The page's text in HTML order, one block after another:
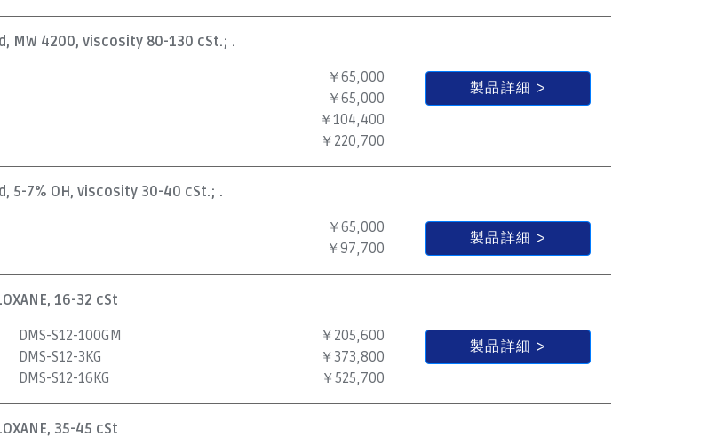
MW 4200, viscosity 80-130 cSt.; .
￥65,000
￥65,000
￥104,400
￥220,700
製品詳細
5-7% OH, viscosity 30-40 cSt.; .
￥65,000
￥97,700
製品詳細
16-32 cSt
DMS-S12-100GM
DMS-S12-3KG
DMS-S12-16KG
￥205,600
￥373,800
￥525,700
製品詳細
35-45 cSt